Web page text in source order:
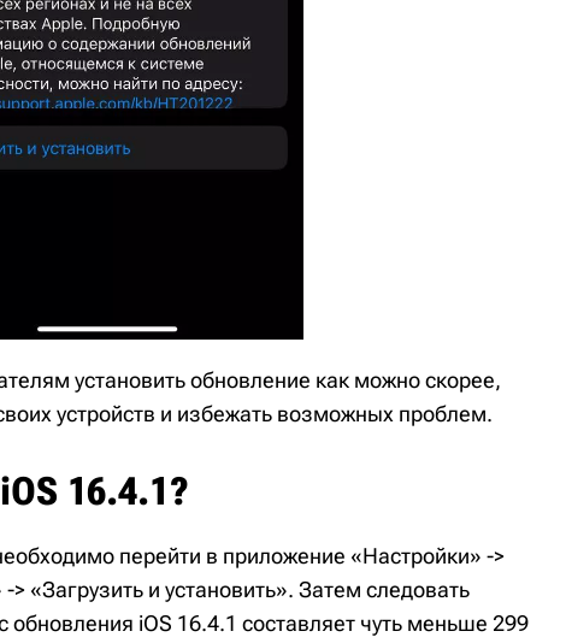
установить обновление как можно скорее,
устройств и избежать возможных проблем.
16.4.1?
перейти в приложение «Настройки» ->
«Загрузить и установить». Затем следовать
обновления iOS 16.4.1 составляет чуть меньше 299